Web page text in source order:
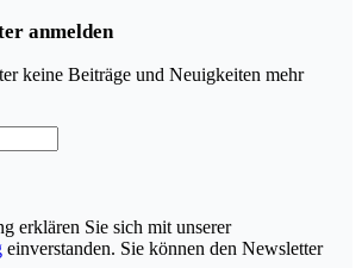
anmelden
keine Beiträge und Neuigkeiten mehr
erklären Sie sich mit unserer
einverstanden. Sie können den Newsletter